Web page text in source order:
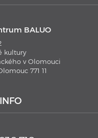
BALUO
kultury
v Olomouci
771 11